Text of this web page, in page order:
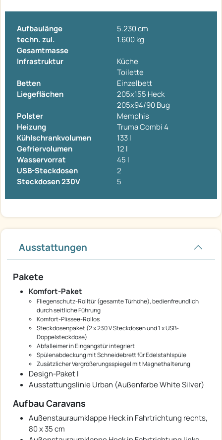
Aufbaulänge
5.230 cm
techn. zul.
Gesamtmasse
1.600 kg
Infrastruktur
Küche
Toilette
Betten
Einzelbett
Liegeflächen
205x155 Heck
205x94/90 Bug
Polster
Memphis
Heizung
Truma Combi 4
Kühlschrankvolumen
133 l
Gefriervolumen
12 l
Wasservorrat
45 l
USB-Steckdosen
2
Steckdosen 230V
5
Ausstattungen
Pakete
Komfort-Paket
Fliegenschutz-Rolltür (gesamte Türhöhe), bedienfreundlich
durch seitliche Führung
Komfort-Plissee-Rollos
Steckdosenpaket (2 x 230 V Steckdosen und 1 x USB-
Doppelsteckdose)
Abfalleimer in Eingangstür integriert
Spülenabdeckung mit Schneidebrett für Edelstahlspüle
Zusätzlicher Vergrößerungsspiegel mit Magnethalterung
Design-Paket I
Ausstattungslinie Urban (Außenfarbe White Silver)
Aufbau Caravans
Außenstauraumklappe Heck in Fahrtrichtung rechts,
80 x 35 cm